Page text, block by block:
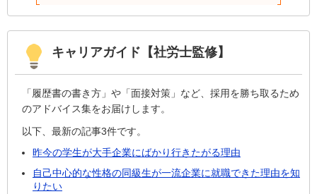
キャリアガイド【社労士監修】
「履歴書の書き方」や「面接対策」など、採用を勝ち取るため
のアドバイス集をお届けします。
以下、最新の記事3件です。
昨今の学生が大手企業にばかり行きたがる理由
自己中心的な性格の同級生が一流企業に就職できた理由を知
りたい